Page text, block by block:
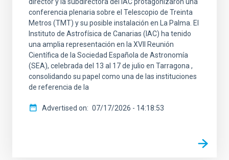
conferencia plenaria sobre el Telescopio de Treinta
Metros (TMT) y su posible instalación en La Palma. El
Instituto de Astrofísica de Canarias (IAC) ha tenido
una amplia representación en la XVII Reunión
Científica de la Sociedad Española de Astronomía
(SEA), celebrada del 13 al 17 de julio en Tarragona ,
consolidando su papel como una de las instituciones
de referencia de la
Advertised on 07/17/2026 - 14:18:53